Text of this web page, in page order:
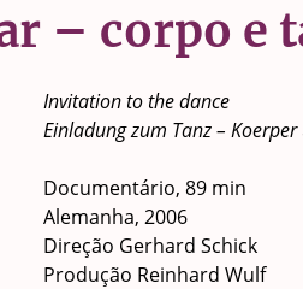
– corpo e
Invitation to the dance
Einladung zum Tanz –
Documentário, 89 min
Alemanha, 2006
Direção Gerhard Schick
Produção Reinhard Wulf